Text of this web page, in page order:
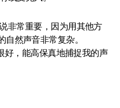
非常重要，因为用其他方
然声音非常复杂。
好，能高保真地捕捉我的声